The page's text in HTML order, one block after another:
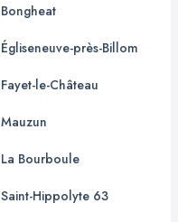
Bongheat
Égliseneuve-près-Billom
Fayet-le-Château
Mauzun
La Bourboule
Saint-Hippolyte 63